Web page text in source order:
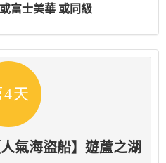
富士美華 或同級
4天
氣海盜船】遊蘆之湖